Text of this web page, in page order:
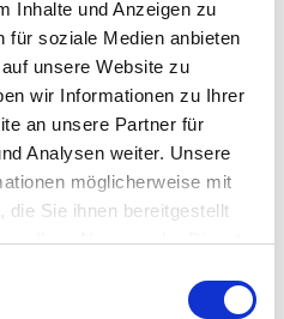
Inhalte und Anzeigen zu
für soziale Medien anbieten
unsere Website zu
wir Informationen zu Ihrer
an unsere Partner für
Analysen weiter. Unsere
möglicherweise mit
die Sie ihnen bereitgestellt
Ihrer Nutzung der Dienste